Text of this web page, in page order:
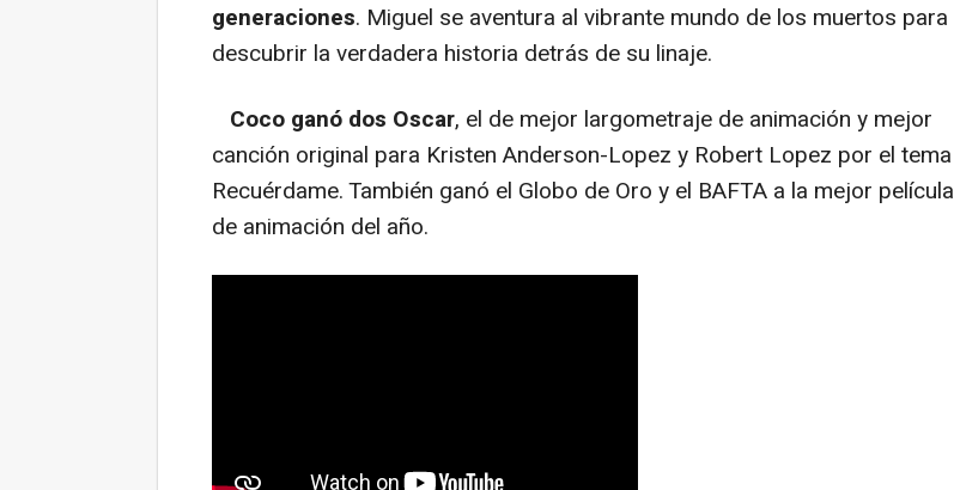
generaciones. Miguel se aventura al vibrante mundo de los muertos para
descubrir la verdadera historia detrás de su linaje.
Coco ganó dos Oscar, el de mejor largometraje de animación y mejor
canción original para Kristen Anderson-Lopez y Robert Lopez por el tema
Recuérdame. También ganó el Globo de Oro y el BAFTA a la mejor película
de animación del año.